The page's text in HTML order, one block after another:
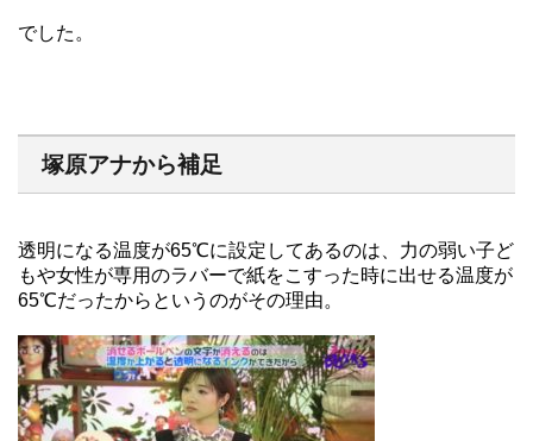
でした。
塚原アナから補足
透明になる温度が65℃に設定してあるのは、力の弱い子ど
もや女性が専用のラバーで紙をこすった時に出せる温度が
65℃だったからというのがその理由。